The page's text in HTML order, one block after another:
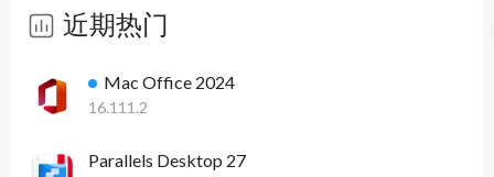
- MacBook 电池小部件
- 镜子小部件
近期热门
Mac Office 2024
16.111.2
Parallels Desktop 27